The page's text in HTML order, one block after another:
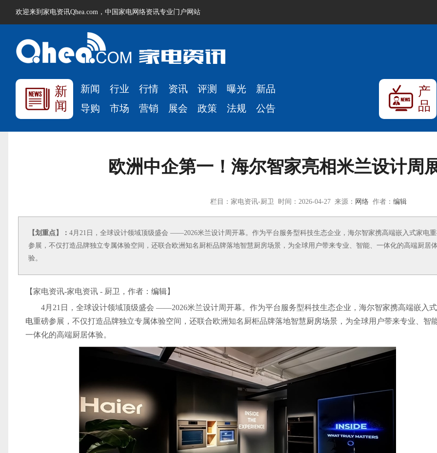
欢迎来到家电资讯Qhea.com，中国家电网络资讯专业门户网站
新
闻
新闻 行业 行情 资讯 评测 曝光
新品
导购
市场 营销 展会 政策 法规 公告
产
品
欧洲中企第一！海尔智家亮相米兰设计周
栏目：家电资讯-厨卫 时间：2026-04-27 来源： 网络作者： 编辑
【划重点】： 4月21日，全球设计领域顶级盛会 ——2026米兰设计周开幕。作为平台服务型科技生态企业，海尔智家携高端嵌入式家电
参展，不仅打造品牌独立专属体验空间，还联合欧洲知名厨柜品牌落地智慧厨房场景，为全球用户带来专业、智能、一体化的高端厨居
验。
【家电资讯-家电资讯 - 厨卫，作者： 编辑】
4月21日，全球设计领域顶级盛会 ——2026米兰设计周开幕。作为平台服务型科技生态企业，海尔智家携高端嵌入式
电重磅参展，不仅打造品牌独立专属体验空间，还联合欧洲知名厨柜品牌落地智慧厨房场景，为全球用户带来专业、智
一体化的高端厨居体验。